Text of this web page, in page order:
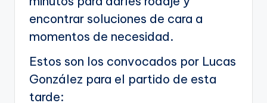
encontrar soluciones de cara a
momentos de necesidad.
Estos son los convocados por Lucas
González para el partido de esta
tarde: